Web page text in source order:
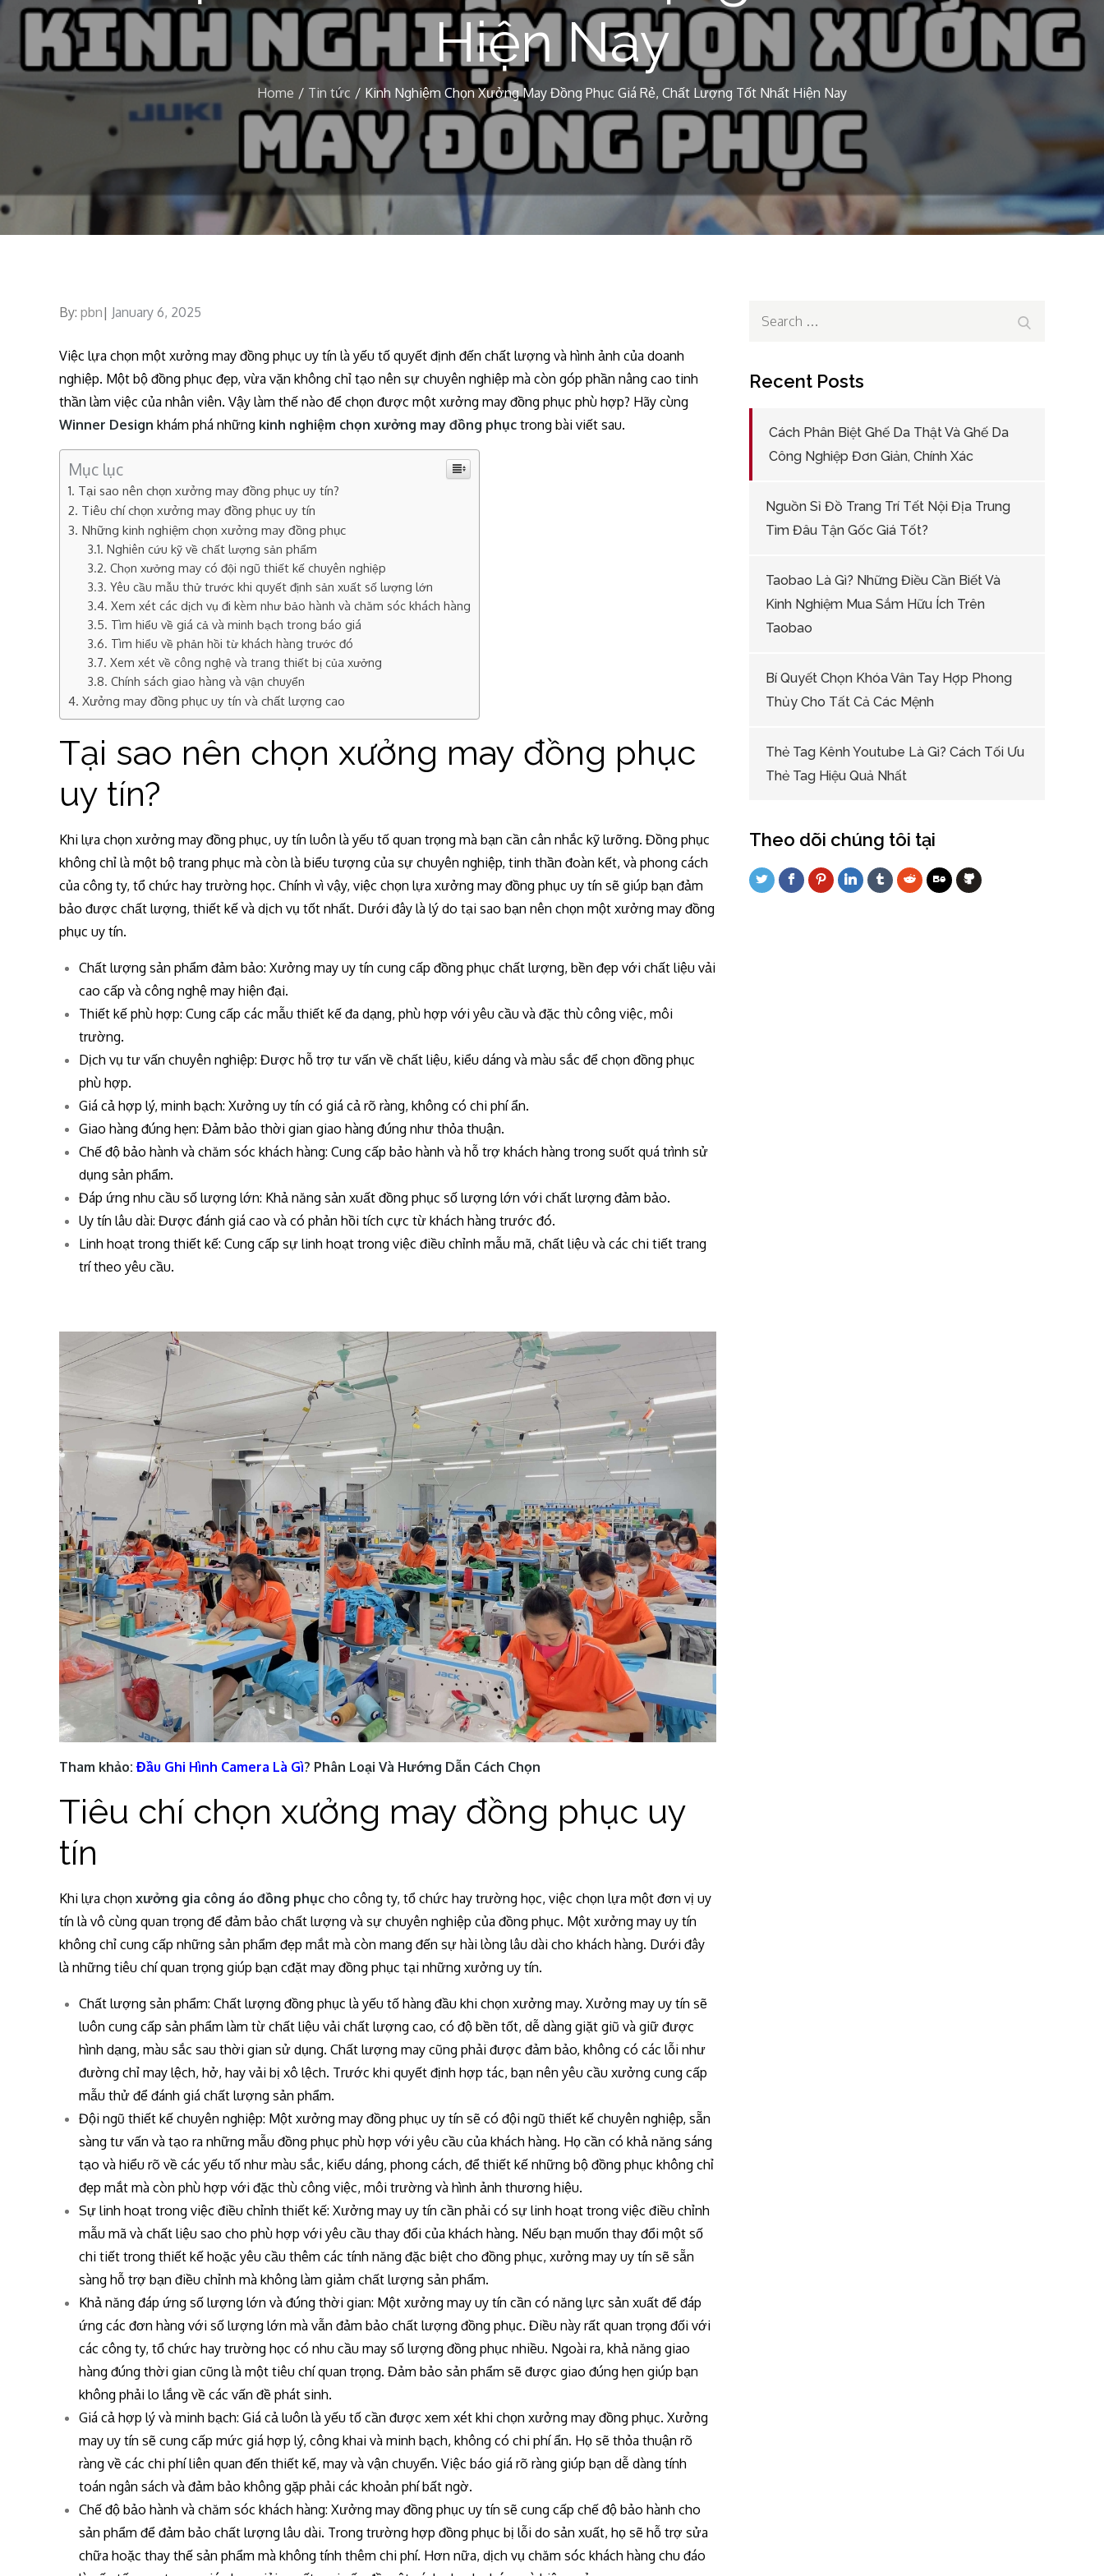
Hiện Nay
Home Tin tức Kinh Nghiệm Chọn Xưởng May Đồng Phục Giá Rẻ, Chất Lượng Tốt Nhất Hiện Nay
By: pbn
Posted
January 6, 2025
Việc lựa chọn một xưởng may đồng phục uy tín là yếu tố quyết định đến chất lượng và hình ảnh của doanh
nghiệp. Một bộ đồng phục đẹp, vừa vặn không chỉ tạo nên sự chuyên nghiệp mà còn góp phần nâng cao tinh
thần làm việc của nhân viên. Vậy làm thế nào để chọn được một xưởng may đồng phục phù hợp? Hãy cùng
Winner Design khám phá những kinh nghiệm chọn xưởng may đồng phục trong bài viết sau.
Mục lục
Tại sao nên chọn xưởng may đồng phục uy tín?
Tiêu chí chọn xưởng may đồng phục uy tín
Những kinh nghiệm chọn xưởng may đồng phục
Nghiên cứu kỹ về chất lượng sản phẩm
Chọn xưởng may có đội ngũ thiết kế chuyên nghiệp
Yêu cầu mẫu thử trước khi quyết định sản xuất số lượng lớn
Xem xét các dịch vụ đi kèm như bảo hành và chăm sóc khách hàng
Tìm hiểu về giá cả và minh bạch trong báo giá
Tìm hiểu về phản hồi từ khách hàng trước đó
Xem xét về công nghệ và trang thiết bị của xưởng
Chính sách giao hàng và vận chuyển
Xưởng may đồng phục uy tín và chất lượng cao
Tại sao nên chọn xưởng may đồng phục
uy tín?
Khi lựa chọn xưởng may đồng phục, uy tín luôn là yếu tố quan trọng mà bạn cần cân nhắc kỹ lưỡng. Đồng phục
không chỉ là một bộ trang phục mà còn là biểu tượng của sự chuyên nghiệp, tinh thần đoàn kết, và phong cách
của công ty, tổ chức hay trường học. Chính vì vậy, việc chọn lựa xưởng may đồng phục uy tín sẽ giúp bạn đảm
bảo được chất lượng, thiết kế và dịch vụ tốt nhất. Dưới đây là lý do tại sao bạn nên chọn một xưởng may đồng
phục uy tín.
Chất lượng sản phẩm đảm bảo: Xưởng may uy tín cung cấp đồng phục chất lượng, bền đẹp với chất liệu vải
cao cấp và công nghệ may hiện đại.
Thiết kế phù hợp: Cung cấp các mẫu thiết kế đa dạng, phù hợp với yêu cầu và đặc thù công việc, môi
trường.
Dịch vụ tư vấn chuyên nghiệp: Được hỗ trợ tư vấn về chất liệu, kiểu dáng và màu sắc để chọn đồng phục
phù hợp.
Giá cả hợp lý, minh bạch: Xưởng uy tín có giá cả rõ ràng, không có chi phí ẩn.
Giao hàng đúng hẹn: Đảm bảo thời gian giao hàng đúng như thỏa thuận.
Chế độ bảo hành và chăm sóc khách hàng: Cung cấp bảo hành và hỗ trợ khách hàng trong suốt quá trình sử
dụng sản phẩm.
Đáp ứng nhu cầu số lượng lớn: Khả năng sản xuất đồng phục số lượng lớn với chất lượng đảm bảo.
Uy tín lâu dài: Được đánh giá cao và có phản hồi tích cực từ khách hàng trước đó.
Linh hoạt trong thiết kế: Cung cấp sự linh hoạt trong việc điều chỉnh mẫu mã, chất liệu và các chi tiết trang
trí theo yêu cầu.
Tham khảo: Đầu Ghi Hình Camera Là Gì? Phân Loại Và Hướng Dẫn Cách Chọn
Tiêu chí chọn xưởng may đồng phục uy
tín
Khi lựa chọn xưởng gia công áo đồng phục cho công ty, tổ chức hay trường học, việc chọn lựa một đơn vị uy
tín là vô cùng quan trọng để đảm bảo chất lượng và sự chuyên nghiệp của đồng phục. Một xưởng may uy tín
không chỉ cung cấp những sản phẩm đẹp mắt mà còn mang đến sự hài lòng lâu dài cho khách hàng. Dưới đây
là những tiêu chí quan trọng giúp bạn cđặt may đồng phục tại những xưởng uy tín.
Chất lượng sản phẩm: Chất lượng đồng phục là yếu tố hàng đầu khi chọn xưởng may. Xưởng may uy tín sẽ
luôn cung cấp sản phẩm làm từ chất liệu vải chất lượng cao, có độ bền tốt, dễ dàng giặt giũ và giữ được
hình dạng, màu sắc sau thời gian sử dụng. Chất lượng may cũng phải được đảm bảo, không có các lỗi như
đường chỉ may lệch, hở, hay vải bị xô lệch. Trước khi quyết định hợp tác, bạn nên yêu cầu xưởng cung cấp
mẫu thử để đánh giá chất lượng sản phẩm.
Đội ngũ thiết kế chuyên nghiệp: Một xưởng may đồng phục uy tín sẽ có đội ngũ thiết kế chuyên nghiệp, sẵn
sàng tư vấn và tạo ra những mẫu đồng phục phù hợp với yêu cầu của khách hàng. Họ cần có khả năng sáng
tạo và hiểu rõ về các yếu tố như màu sắc, kiểu dáng, phong cách, để thiết kế những bộ đồng phục không chỉ
đẹp mắt mà còn phù hợp với đặc thù công việc, môi trường và hình ảnh thương hiệu.
Sự linh hoạt trong việc điều chỉnh thiết kế: Xưởng may uy tín cần phải có sự linh hoạt trong việc điều chỉnh
mẫu mã và chất liệu sao cho phù hợp với yêu cầu thay đổi của khách hàng. Nếu bạn muốn thay đổi một số
chi tiết trong thiết kế hoặc yêu cầu thêm các tính năng đặc biệt cho đồng phục, xưởng may uy tín sẽ sẵn
sàng hỗ trợ bạn điều chỉnh mà không làm giảm chất lượng sản phẩm.
Khả năng đáp ứng số lượng lớn và đúng thời gian: Một xưởng may uy tín cần có năng lực sản xuất để đáp
ứng các đơn hàng với số lượng lớn mà vẫn đảm bảo chất lượng đồng phục. Điều này rất quan trọng đối với
các công ty, tổ chức hay trường học có nhu cầu may số lượng đồng phục nhiều. Ngoài ra, khả năng giao
hàng đúng thời gian cũng là một tiêu chí quan trọng. Đảm bảo sản phẩm sẽ được giao đúng hẹn giúp bạn
không phải lo lắng về các vấn đề phát sinh.
Giá cả hợp lý và minh bạch: Giá cả luôn là yếu tố cần được xem xét khi chọn xưởng may đồng phục. Xưởng
may uy tín sẽ cung cấp mức giá hợp lý, công khai và minh bạch, không có chi phí ẩn. Họ sẽ thỏa thuận rõ
ràng về các chi phí liên quan đến thiết kế, may và vận chuyển. Việc báo giá rõ ràng giúp bạn dễ dàng tính
toán ngân sách và đảm bảo không gặp phải các khoản phí bất ngờ.
Chế độ bảo hành và chăm sóc khách hàng: Xưởng may đồng phục uy tín sẽ cung cấp chế độ bảo hành cho
sản phẩm để đảm bảo chất lượng lâu dài. Trong trường hợp đồng phục bị lỗi do sản xuất, họ sẽ hỗ trợ sửa
chữa hoặc thay thế sản phẩm mà không tính thêm chi phí. Hơn nữa, dịch vụ chăm sóc khách hàng chu đáo
Search
Recent Posts
Cách Phân Biệt Ghế Da Thật Và Ghế Da
Công Nghiệp Đơn Giản, Chính Xác
Nguồn Sỉ Đồ Trang Trí Tết Nội Địa Trung
Tìm Đâu Tận Gốc Giá Tốt?
Taobao Là Gì? Những Điều Cần Biết Và
Kinh Nghiệm Mua Sắm Hữu Ích Trên
Taobao
Bí Quyết Chọn Khóa Vân Tay Hợp Phong
Thủy Cho Tất Cả Các Mệnh
Thẻ Tag Kênh Youtube Là Gì? Cách Tối Ưu
Thẻ Tag Hiệu Quả Nhất
Theo dõi chúng tôi tại